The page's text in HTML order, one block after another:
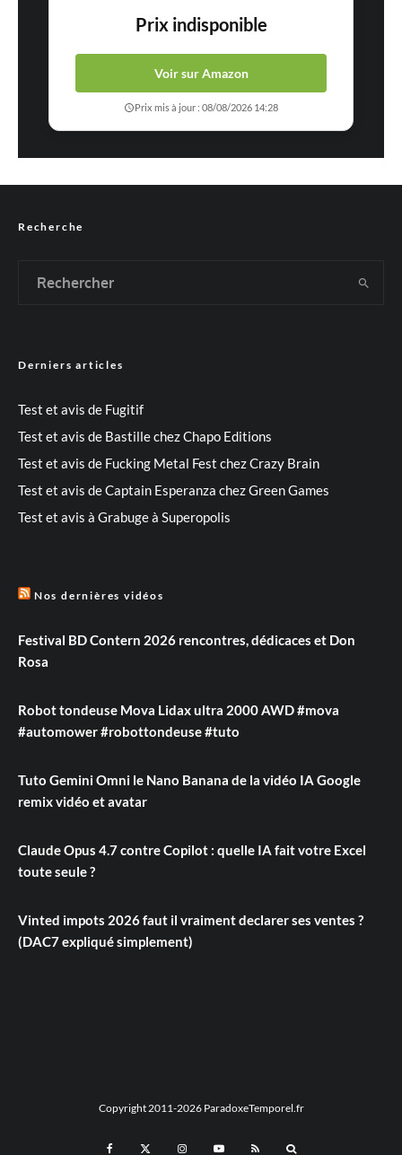
Prix indisponible
Voir sur Amazon
Prix mis à jour : 08/08/2026 14:28
Recherche
Derniers articles
Test et avis de Fugitif
Test et avis de Bastille chez Chapo Editions
Test et avis de Fucking Metal Fest chez Crazy Brain
Test et avis de Captain Esperanza chez Green Games
Test et avis à Grabuge à Superopolis
Nos dernières vidéos
Festival BD Contern 2026 rencontres, dédicaces et Don
Rosa
Robot tondeuse Mova Lidax ultra 2000 AWD #mova
#automower #robottondeuse #tuto
Tuto Gemini Omni le Nano Banana de la vidéo IA Google
remix vidéo et avatar
Claude Opus 4.7 contre Copilot : quelle IA fait votre Excel
toute seule ?
Vinted impots 2026 faut il vraiment declarer ses ventes ?
(DAC7 expliqué simplement)
Copyright 2011-2026 ParadoxeTemporel.fr